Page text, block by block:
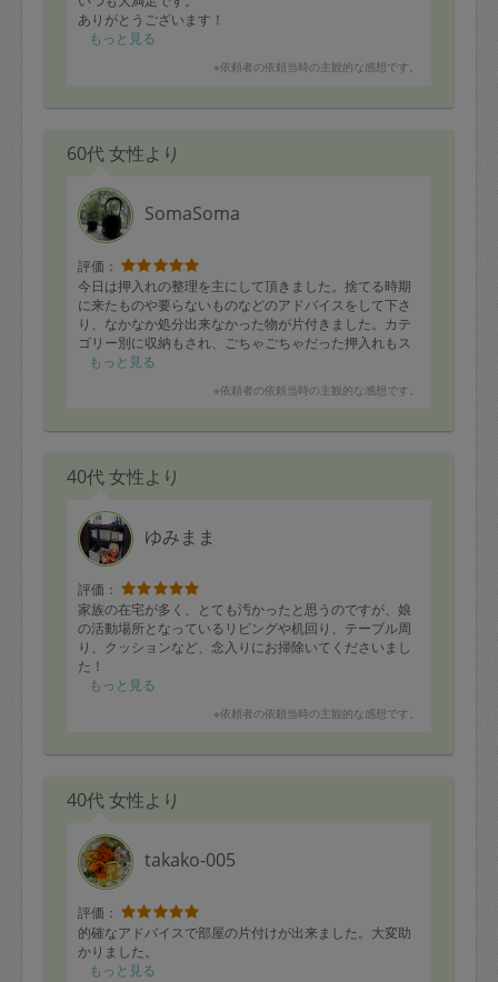
ありがとうございます！
もっと見る
※依頼者の依頼当時の主観的な感想です。
60代 女性より
SomaSoma
評価：
今日は押入れの整理を主にして頂きました。捨てる時期
に来たものや要らないものなどのアドバイスをして下さ
り、なかなか処分出来なかった物が片付きました。カテ
ゴリー別に収納もされ、ごちゃごちゃだった押入れもス
ペースに余裕が出来ました！
もっと見る
※依頼者の依頼当時の主観的な感想です。
40代 女性より
ゆみまま
評価：
家族の在宅が多く、とても汚かったと思うのですが、娘
の活動場所となっているリビングや机回り、テーブル周
り、クッションなど、念入りにお掃除いてくださいまし
た！
丁寧にお布団をやってくださり、とても有難いです♡
初めてお掃除みた娘が、
絶賛してました！
ありがとうございました。
もっと見る
※依頼者の依頼当時の主観的な感想です。
40代 女性より
takako-005
評価：
的確なアドバイスで部屋の片付けが出来ました。大変助
かりました。
もっと見る